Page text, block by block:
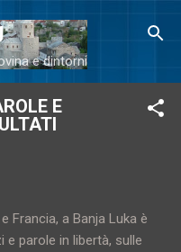
principali
e dintorni
E
Francia, a Banja Luka è
parole in libertà, sulle